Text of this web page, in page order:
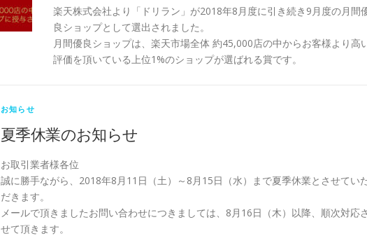
楽天株式会社より「ドリラン」が2018年8月度に引き続き9月度の月間
良ショップとして選出されました。
月間優良ショップは、楽天市場全体 約45,000店の中からお客様より高
評価を頂いている上位1%のショップが選ばれる賞です。
お知らせ
夏季休業のお知らせ
お取引業者様各位
誠に勝手ながら、2018年8月11日（土）～8月15日（水）まで夏季休業とさせてい
だきます。
メールで頂きましたお問い合わせにつきましては、8月16日（木）以降、順次対応さ
せて頂きます。